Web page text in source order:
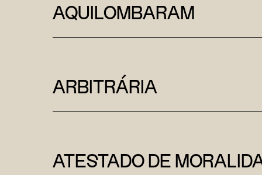
AQUILOMBARAM
ARBITRÁRIA
ATESTADO DE